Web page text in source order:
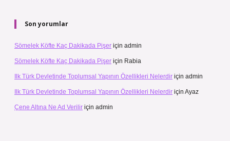
Son yorumlar
Sömelek Köfte Kaç Dakikada Pişer için admin
Sömelek Köfte Kaç Dakikada Pişer için Rabia
Ilk Türk Devletinde Toplumsal Yapının Özellikleri Nelerdir için admin
Ilk Türk Devletinde Toplumsal Yapının Özellikleri Nelerdir için Ayaz
Çene Altına Ne Ad Verilir için admin